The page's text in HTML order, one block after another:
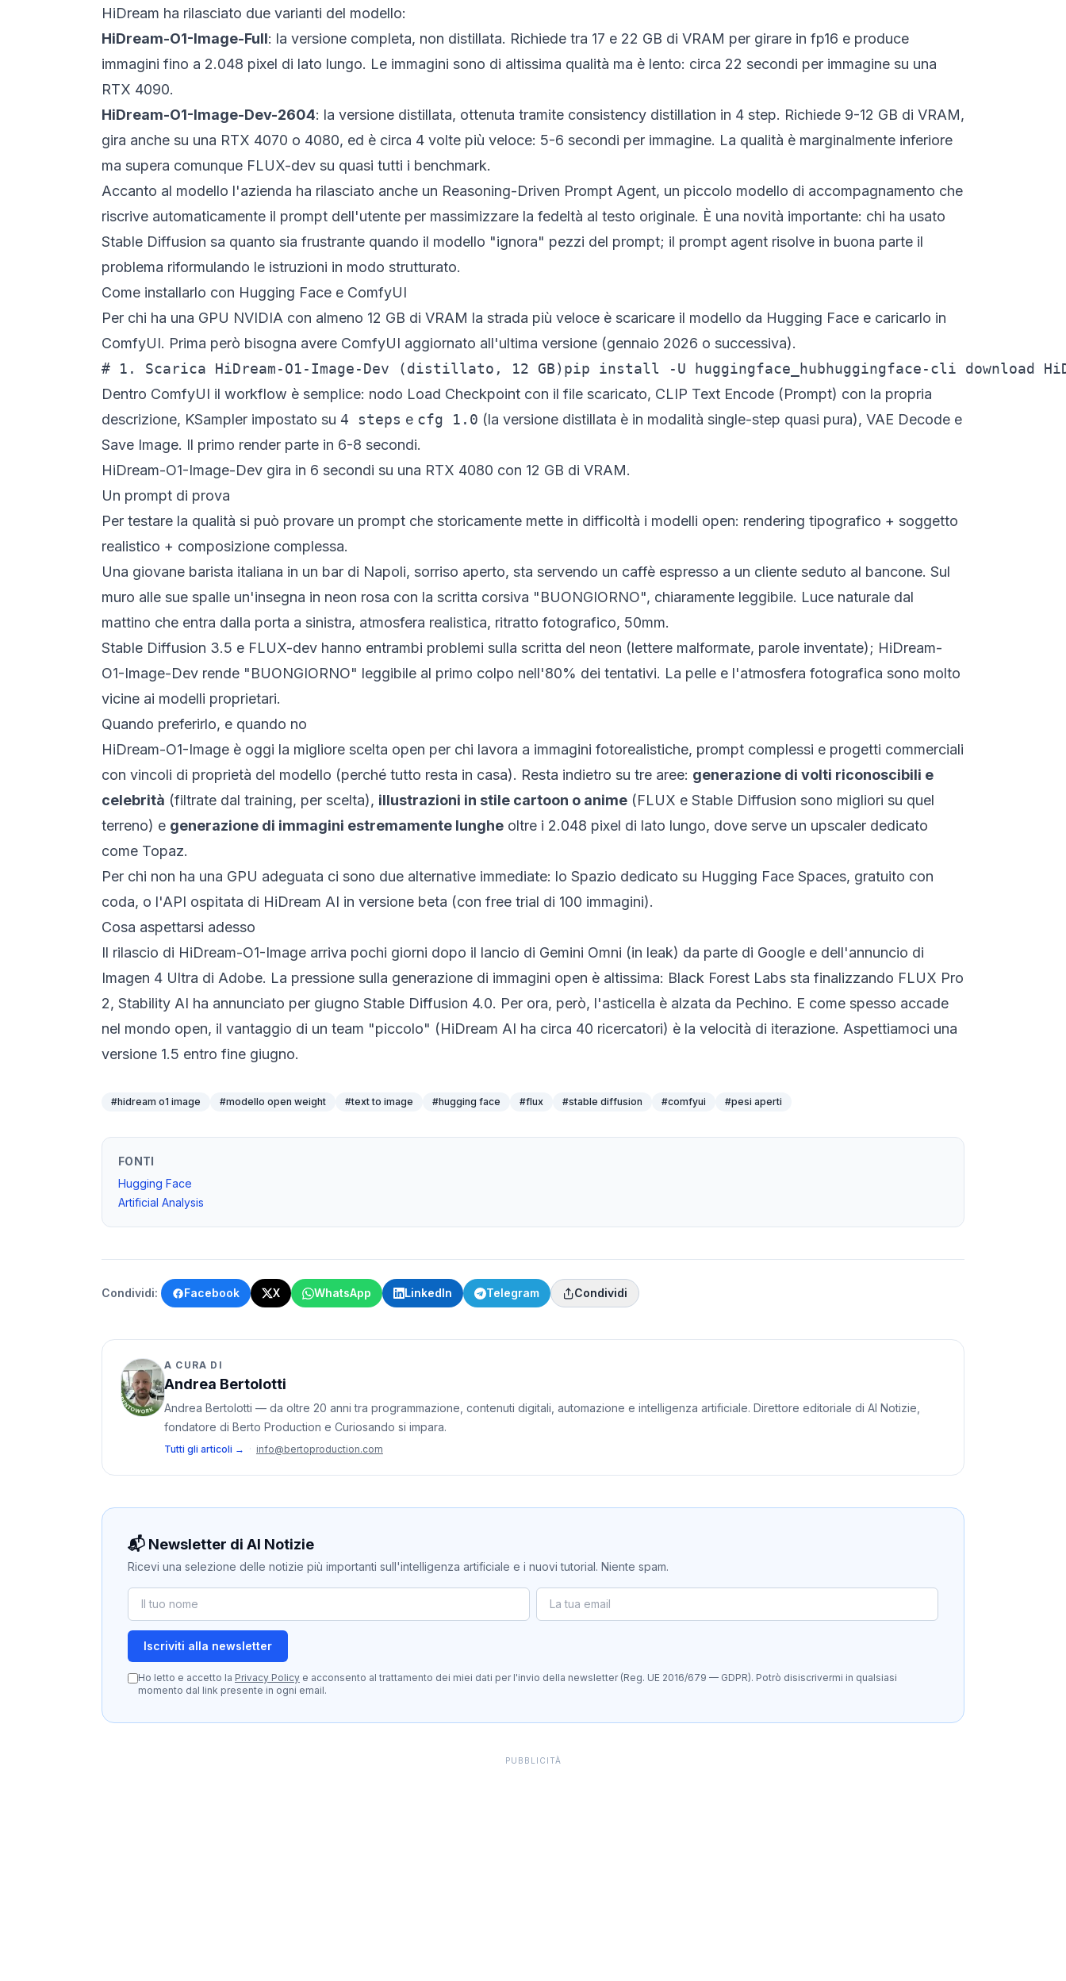
HiDream ha rilasciato due varianti del modello:
HiDream-O1-Image-Full: la versione completa, non distillata. Richiede tra 17 e 22 GB di VRAM per girare in fp16 e produce
immagini fino a 2.048 pixel di lato lungo. Le immagini sono di altissima qualità ma è lento: circa 22 secondi per immagine su una
RTX 4090.
HiDream-O1-Image-Dev-2604: la versione distillata, ottenuta tramite consistency distillation in 4 step. Richiede 9-12 GB di VRAM,
gira anche su una RTX 4070 o 4080, ed è circa 4 volte più veloce: 5-6 secondi per immagine. La qualità è marginalmente inferiore
ma supera comunque FLUX-dev su quasi tutti i benchmark.
Accanto al modello l'azienda ha rilasciato anche un Reasoning-Driven Prompt Agent, un piccolo modello di accompagnamento che
riscrive automaticamente il prompt dell'utente per massimizzare la fedeltà al testo originale. È una novità importante: chi ha usato
Stable Diffusion sa quanto sia frustrante quando il modello "ignora" pezzi del prompt; il prompt agent risolve in buona parte il
problema riformulando le istruzioni in modo strutturato.
Come installarlo con Hugging Face e ComfyUI
Per chi ha una GPU NVIDIA con almeno 12 GB di VRAM la strada più veloce è scaricare il modello da Hugging Face e caricarlo in
ComfyUI. Prima però bisogna avere ComfyUI aggiornato all'ultima versione (gennaio 2026 o successiva).
# 1. Scarica HiDream-O1-Image-Dev (distillato, 12 GB)pip install -U huggingface_hubhuggingface-cli
Dentro ComfyUI il workflow è semplice: nodo Load Checkpoint con il file scaricato, CLIP Text Encode (Prompt) con la propria
descrizione, KSampler impostato su 4 steps e cfg 1.0 (la versione distillata è in modalità single-step quasi pura), VAE Decode e
Save Image. Il primo render parte in 6-8 secondi.
HiDream-O1-Image-Dev gira in 6 secondi su una RTX 4080 con 12 GB di VRAM.
Un prompt di prova
Per testare la qualità si può provare un prompt che storicamente mette in difficoltà i modelli open: rendering tipografico + soggetto
realistico + composizione complessa.
Una giovane barista italiana in un bar di Napoli, sorriso aperto, sta servendo un caffè espresso a un cliente seduto al bancone. Sul
muro alle sue spalle un'insegna in neon rosa con la scritta corsiva "BUONGIORNO", chiaramente leggibile. Luce naturale dal
mattino che entra dalla porta a sinistra, atmosfera realistica, ritratto fotografico, 50mm.
Stable Diffusion 3.5 e FLUX-dev hanno entrambi problemi sulla scritta del neon (lettere malformate, parole inventate); HiDream-
O1-Image-Dev rende "BUONGIORNO" leggibile al primo colpo nell'80% dei tentativi. La pelle e l'atmosfera fotografica sono molto
vicine ai modelli proprietari.
Quando preferirlo, e quando no
HiDream-O1-Image è oggi la migliore scelta open per chi lavora a immagini fotorealistiche, prompt complessi e progetti commerciali
con vincoli di proprietà del modello (perché tutto resta in casa). Resta indietro su tre aree: generazione di volti riconoscibili e
celebrità (filtrate dal training, per scelta), illustrazioni in stile cartoon o anime (FLUX e Stable Diffusion sono migliori su quel
terreno) e generazione di immagini estremamente lunghe oltre i 2.048 pixel di lato lungo, dove serve un upscaler dedicato
come Topaz.
Per chi non ha una GPU adeguata ci sono due alternative immediate: lo Spazio dedicato su Hugging Face Spaces, gratuito con
coda, o l'API ospitata di HiDream AI in versione beta (con free trial di 100 immagini).
Cosa aspettarsi adesso
Il rilascio di HiDream-O1-Image arriva pochi giorni dopo il lancio di Gemini Omni (in leak) da parte di Google e dell'annuncio di
Imagen 4 Ultra di Adobe. La pressione sulla generazione di immagini open è altissima: Black Forest Labs sta finalizzando FLUX Pro
2, Stability AI ha annunciato per giugno Stable Diffusion 4.0. Per ora, però, l'asticella è alzata da Pechino. E come spesso accade
nel mondo open, il vantaggio di un team "piccolo" (HiDream AI ha circa 40 ricercatori) è la velocità di iterazione. Aspettiamoci una
versione 1.5 entro fine giugno.
#hidream o1 image #modello open weight #text to image #hugging face #flux #stable diffusion #comfyui #pesi aperti
FONTI
Hugging Face
Artificial Analysis
Condividi: Facebook X WhatsApp LinkedIn Telegram Condividi
A CURA DI
Andrea Bertolotti
Andrea Bertolotti — da oltre 20 anni tra programmazione, contenuti digitali, automazione e intelligenza artificiale. Direttore editoriale di AI Notizie,
fondatore di Berto Production e Curiosando si impara.
Tutti gli articoli → · info@bertoproduction.com
📬 Newsletter di AI Notizie
Ricevi una selezione delle notizie più importanti sull'intelligenza artificiale e i nuovi tutorial. Niente spam.
Iscriviti alla newsletter
Ho letto e accetto la Privacy Policy e acconsento al trattamento dei miei dati per l'invio della newsletter (Reg. UE 2016/679 — GDPR). Potrò disiscrivermi in qualsiasi
momento dal link presente in ogni email.
PUBBLICITÀ